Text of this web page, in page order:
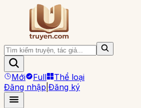
Mới Full
Thể loại
Đăng nhập Đăng ký